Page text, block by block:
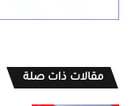
مقالات ذات صلة